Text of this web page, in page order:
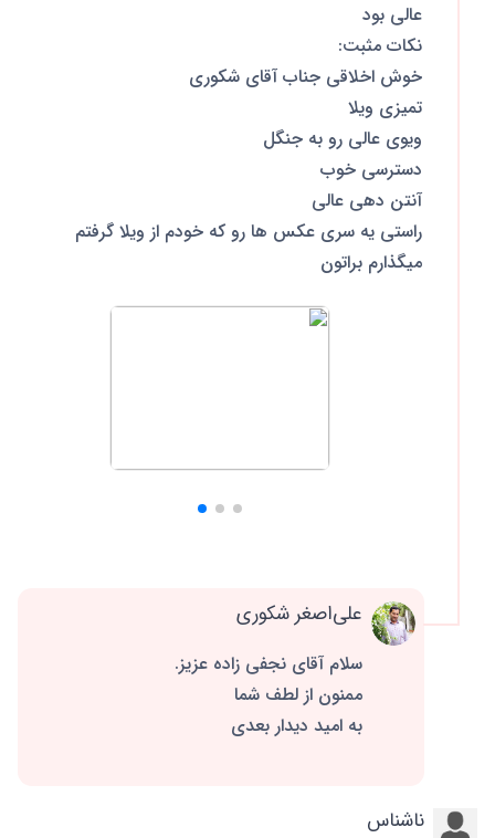
عالی بود
نکات مثبت:
خوش اخلاقی جناب آقای شکوری
تمیزی ویلا
ویوی عالی رو به جنگل
دسترسی خوب
آنتن دهی عالی
راستی یه سری عکس ها رو که خودم از ویلا گرفتم
میگذارم براتون
علی‌اصغر شکوری
سلام آقای نجفی زاده عزیز.
ممنون از لطف شما
به امید دیدار بعدی
ناشناس